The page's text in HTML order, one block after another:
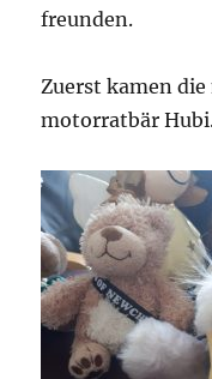
freunden.
Zuerst kamen
motorratbär